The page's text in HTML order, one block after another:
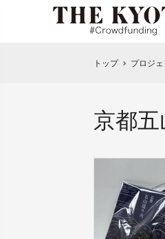
トップ chevron_right プロジ
京都